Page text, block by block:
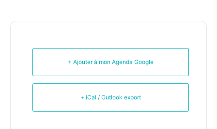
+ Ajouter à mon Agenda Google
+ iCal / Outlook export